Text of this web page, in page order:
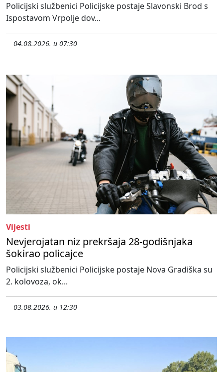
Policijski službenici Policijske postaje Slavonski Brod s
Ispostavom Vrpolje dov...
04.08.2026. u 07:30
Vijesti
Nevjerojatan niz prekršaja 28-godišnjaka
šokirao policajce
Policijski službenici Policijske postaje Nova Gradiška su
2. kolovoza, ok...
03.08.2026. u 12:30